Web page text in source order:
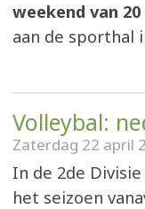
weekend van
aan de sporthal
Volleybal:
Zaterdag 22 april
In de 2de
het seizoen